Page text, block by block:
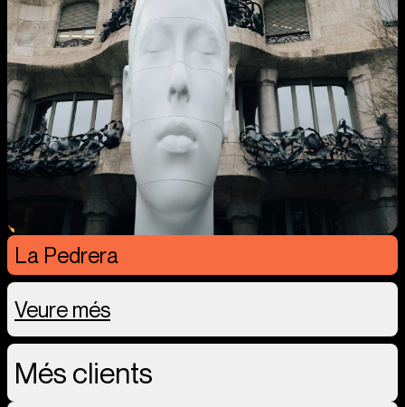
La Pedrera
Veure més
Més clients